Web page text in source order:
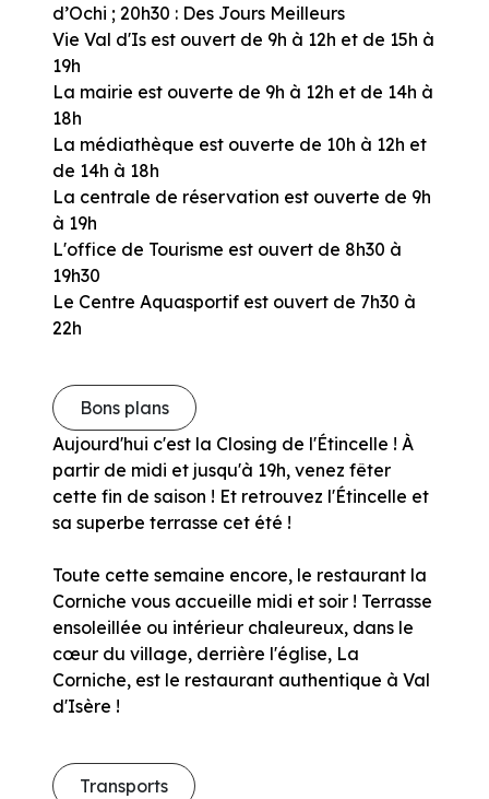
d’Ochi ; 20h30 : Des Jours Meilleurs
Vie Val d'Is est ouvert de 9h à 12h et de 15h à
19h
La mairie est ouverte de 9h à 12h et de 14h à
18h
La médiathèque est ouverte de 10h à 12h et
de 14h à 18h
La centrale de réservation est ouverte de 9h
à 19h
L'office de Tourisme est ouvert de 8h30 à
19h30
Le Centre Aquasportif est ouvert de 7h30 à
22h
Bons plans
Aujourd'hui c'est la Closing de l'Étincelle ! À
partir de midi et jusqu'à 19h, venez fêter
cette fin de saison ! Et retrouvez l'Étincelle et
sa superbe terrasse cet été !
Toute cette semaine encore, le restaurant la
Corniche vous accueille midi et soir ! Terrasse
ensoleillée ou intérieur chaleureux, dans le
cœur du village, derrière l'église, La
Corniche, est le restaurant authentique à Val
d'Isère !
Transports